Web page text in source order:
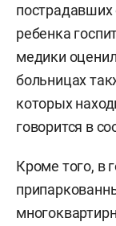
пострадавших
ребенка
медики
больницах
которых
говорится в
Кроме того, в